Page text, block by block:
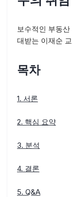
보수적인 부동
대받는 이재순
목차
1. 서론
2. 핵심 요약
3. 분석
4. 결론
5. Q&A